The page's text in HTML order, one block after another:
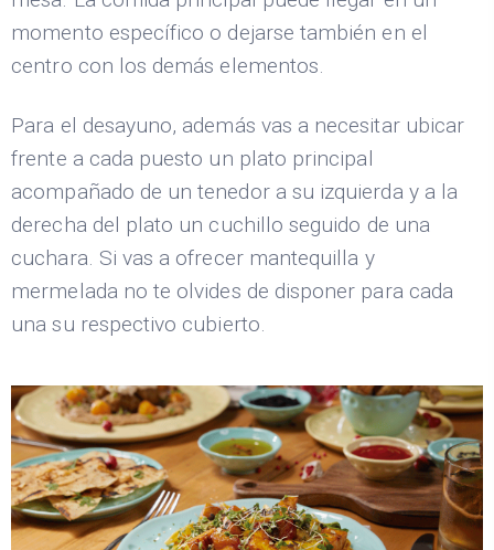
momento específico o dejarse también en el
centro con los demás elementos.
Para el desayuno, además vas a necesitar ubicar
frente a cada puesto un plato principal
acompañado de un tenedor a su izquierda y a la
derecha del plato un cuchillo seguido de una
cuchara. Si vas a ofrecer mantequilla y
mermelada no te olvides de disponer para cada
una su respectivo cubierto.